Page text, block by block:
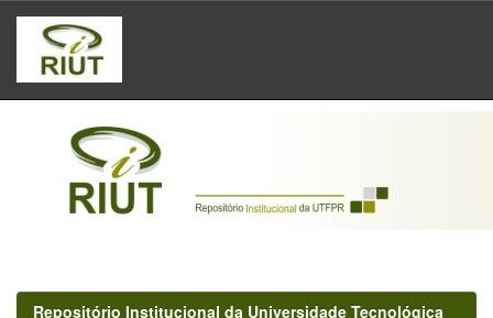
Skip
navigation
Repositório Institucional da Universidade Tecnológica